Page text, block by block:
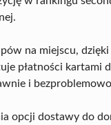
na miejscu,
płatności kartami
i
opcji dostawy do